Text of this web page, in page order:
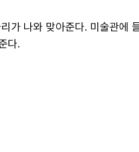
가 나와 맞아준다. 미술관에
다.